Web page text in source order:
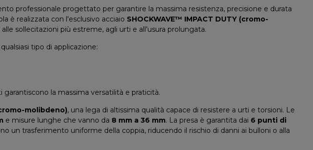
professionale progettato per garantire la massima resistenza, precisione e durata
è realizzata con l'esclusivo acciaio SHOCKWAVE™ IMPACT DUTY (cromo-
sollecitazioni più estreme, agli urti e all’usura prolungata.
tipo di applicazione:
la massima versatilità e praticità.
molibdeno), una lega di altissima qualità capace di resistere a urti e torsioni. Le
e misure lunghe che vanno da 8 mm a 36 mm. La presa è garantita dai 6 punti di
un trasferimento uniforme della coppia, riducendo il rischio di danni ai bulloni o alla